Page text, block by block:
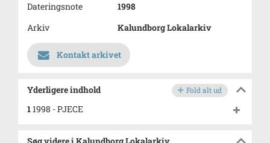
Dateringsnote
1998
Arkiv
Kalundborg Lokalarkiv
Kontakt arkivet
Yderligere indhold Fold alt ud
11998 - PJECE